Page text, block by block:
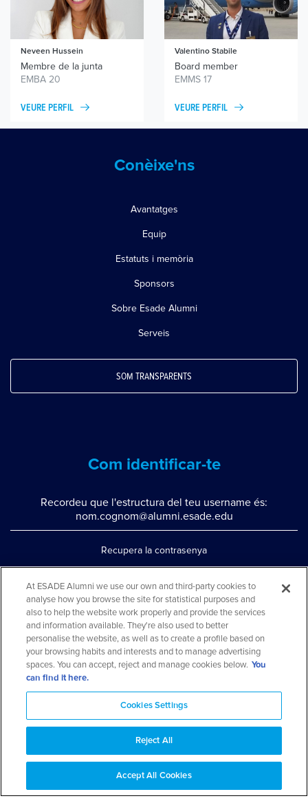
Neveen Hussein
Membre de la junta
EMBA 20
VEURE PERFIL
Valentino Stabile
Board member
EMMS 17
VEURE PERFIL
Conèixe'ns
Avantatges
Equip
Estatuts i memòria
Sponsors
Sobre Esade Alumni
Serveis
SOM TRANSPARENTS
Com identificar-te
Recordeu que l'estructura del teu username és:
nom.cognom@alumni.esade.edu
Recupera la contrasenya
Contacta'ns per whatsapp
Teléfono: 93 553 02 17
© 2026 ESADE Alumni. Tots els drets reservats
At ESADE Alumni we use our own and third-party cookies to
analyse how you browse the site for statistical purposes and
also to help the website work properly and provide the services
and information available. They're also used to better
personalise the website, as well as to create a profile based on
your browsing habits and interests and to manage advertising
spaces. You can accept, reject and manage cookies below. You
can find it here.
Cookies Settings
Reject All
Accept All Cookies